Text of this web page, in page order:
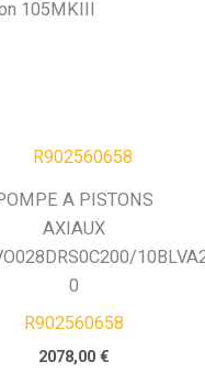
105MKIII
A PISTONS
AXIAUX
0
R902560658
2078,00 €